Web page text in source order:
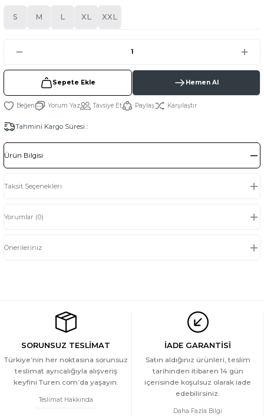
S M L XL XXL
Sepete Ekle Hemen Al
Yorum Yaz Tavsiye Et Paylaş Karşılaştır
Tahmini Kargo Süresi :
Ürün Bilgisi
Taksit Seçenekleri
Yorumlar (0)
Önerileriniz
SORUNSUZ TESLİMAT
Türkiye’nin her noktasına sorunsuz
teslimat ayrıcalığıyla alışveriş
keyfini Turen.com’da yaşayın.
Teslimat Hakkında
İADE GARANTİSİ
Satın aldığınız ürünleri, teslim
tarihinden itibaren 14 gün
içerisinde koşulsuz olarak iade
edebilirsiniz.
Daha Fazla Bilgi